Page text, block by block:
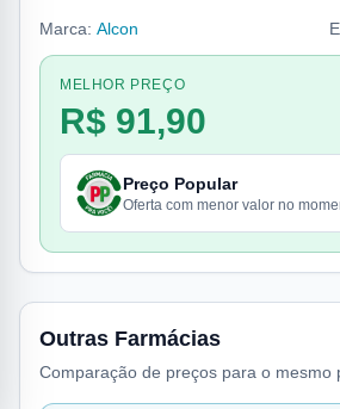
Marca: Alcon
MELHOR PREÇO
R$ 91,90
Preço Popular
Oferta com menor valor no
Outras Farmácias
Comparação de preços para o mesmo